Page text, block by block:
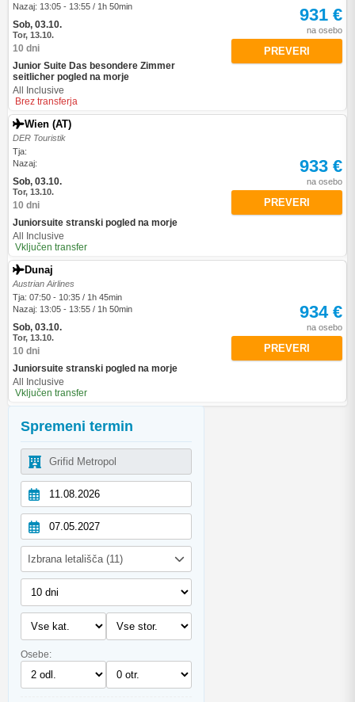
Spremeni termin
Izbrana letališča (11)
Osebe:
Nazaj: 13:05 - 13:55 / 1h 50min
Sob, 03.10.
Tor, 13.10.
10 dni
Junior Suite Das besondere Zimmer
seitlicher pogled na morje
All Inclusive
Brez transferja
931 €
na osebo
PREVERI
Wien (AT)
DER Touristik
Tja:
Nazaj:
Sob, 03.10.
Tor, 13.10.
10 dni
Juniorsuite stranski pogled na morje
All Inclusive
Vključen transfer
933 €
na osebo
PREVERI
Dunaj
Austrian Airlines
Tja: 07:50 - 10:35 / 1h 45min
Nazaj: 13:05 - 13:55 / 1h 50min
Sob, 03.10.
Tor, 13.10.
10 dni
Juniorsuite stranski pogled na morje
All Inclusive
Vključen transfer
934 €
na osebo
PREVERI